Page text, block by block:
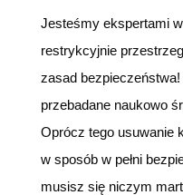
Jesteśmy ekspertami
restrykcyjnie
zasad
przebadane naukowo
Oprócz tego usuwanie
w sposób w pełni
musisz się niczym